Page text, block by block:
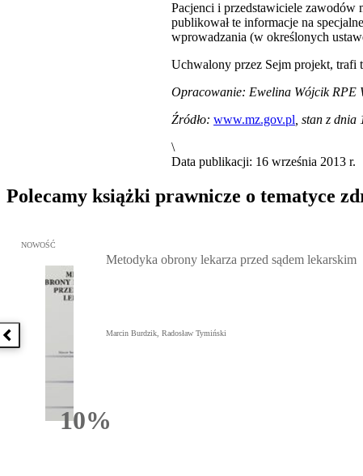
Pacjenci i przedstawiciele zawodów
publikował te informacje na
wprowadzania (w określonych
Uchwalony przez Sejm projekt, trafi
Opracowanie: Ewelina Wójcik RPE
Źródło: www.mz.gov.pl, stan z dnia
\
Data publikacji: 16 września 2013 r.
Polecamy książki prawnicze o tematyce
Poprzednia książka
Przejdź do: Metodyka obrony lekarza przed sądem lekarskim,
NOWOŚĆ
10%Rabatu
Metodyka obrony lekarza przed sądem lekarskim
Marcin Burdzik, Radosław Tymiński